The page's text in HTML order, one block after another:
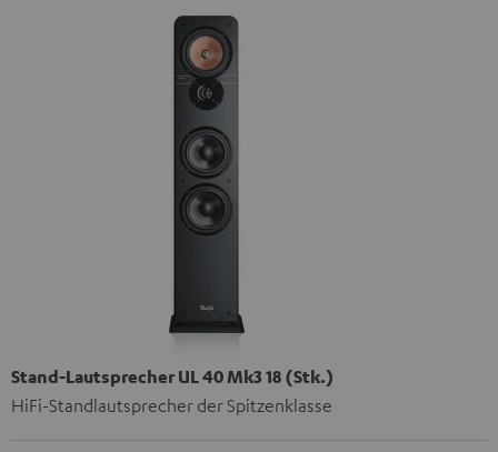
Stand-Lautsprecher UL 40 Mk3 18 (Stk.)
HiFi-Standlautsprecher der Spitzenklasse